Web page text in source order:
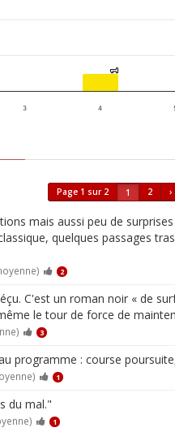
1
1
3 4
Page 1 sur 2 1 2 ›
mais aussi peu de
quelques passages
2
C'est un roman noir « de
le tour de force de
3
programme : course
1
du mal."
1